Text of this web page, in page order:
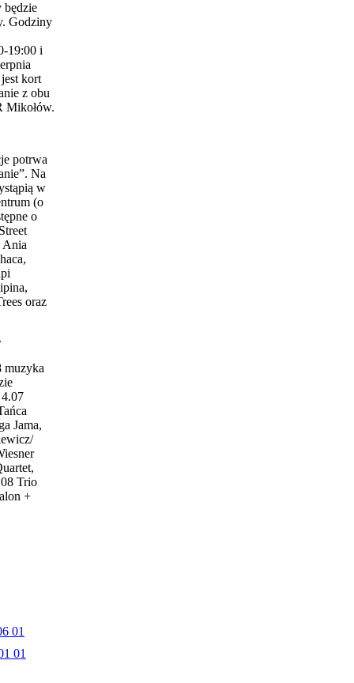
będzie
Godziny
19:00 i
kort
z obu
Mikołów.
potrwa
Na
w
(o
o
Ania
oraz
muzyka
Jama,
Trio
+